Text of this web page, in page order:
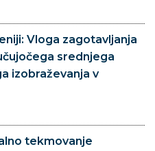
Vloga zagotavljanja
srednjega
izobraževanja v
tekmovanje